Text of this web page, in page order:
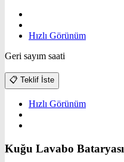
Hızlı Görünüm
Geri sayım saati
📋 Teklif İste
Hızlı Görünüm
Kuğu Lavabo Bataryası